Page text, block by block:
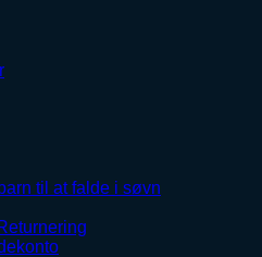
til at falde i søvn